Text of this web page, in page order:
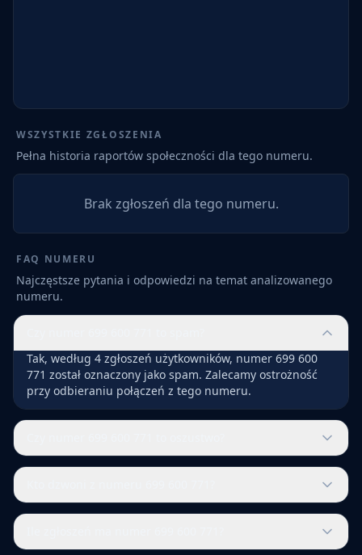
WSZYSTKIE ZGŁOSZENIA
Pełna historia raportów społeczności dla tego numeru.
Brak zgłoszeń dla tego numeru.
FAQ NUMERU
Najczęstsze pytania i odpowiedzi na temat analizowanego
numeru.
Tak, według 4 zgłoszeń użytkowników, numer 699 600
771 został oznaczony jako spam. Zalecamy ostrożność
przy odbieraniu połączeń z tego numeru.